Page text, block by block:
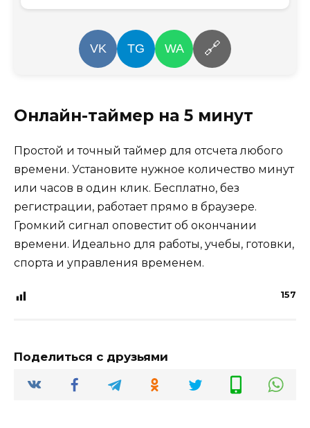
VK TG WA 🔗
Онлайн-таймер на 5 минут
Простой и точный таймер для отсчета любого
времени. Установите нужное количество минут
или часов в один клик. Бесплатно, без
регистрации, работает прямо в браузере.
Громкий сигнал оповестит об окончании
времени. Идеально для работы, учебы, готовки,
спорта и управления временем.
157
Поделиться с друзьями